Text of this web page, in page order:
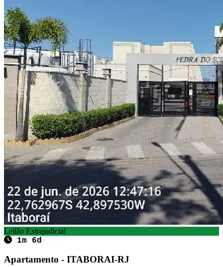
Leilão Extrajudicial
1m 6d
Apartamento - ITABORAI-RJ